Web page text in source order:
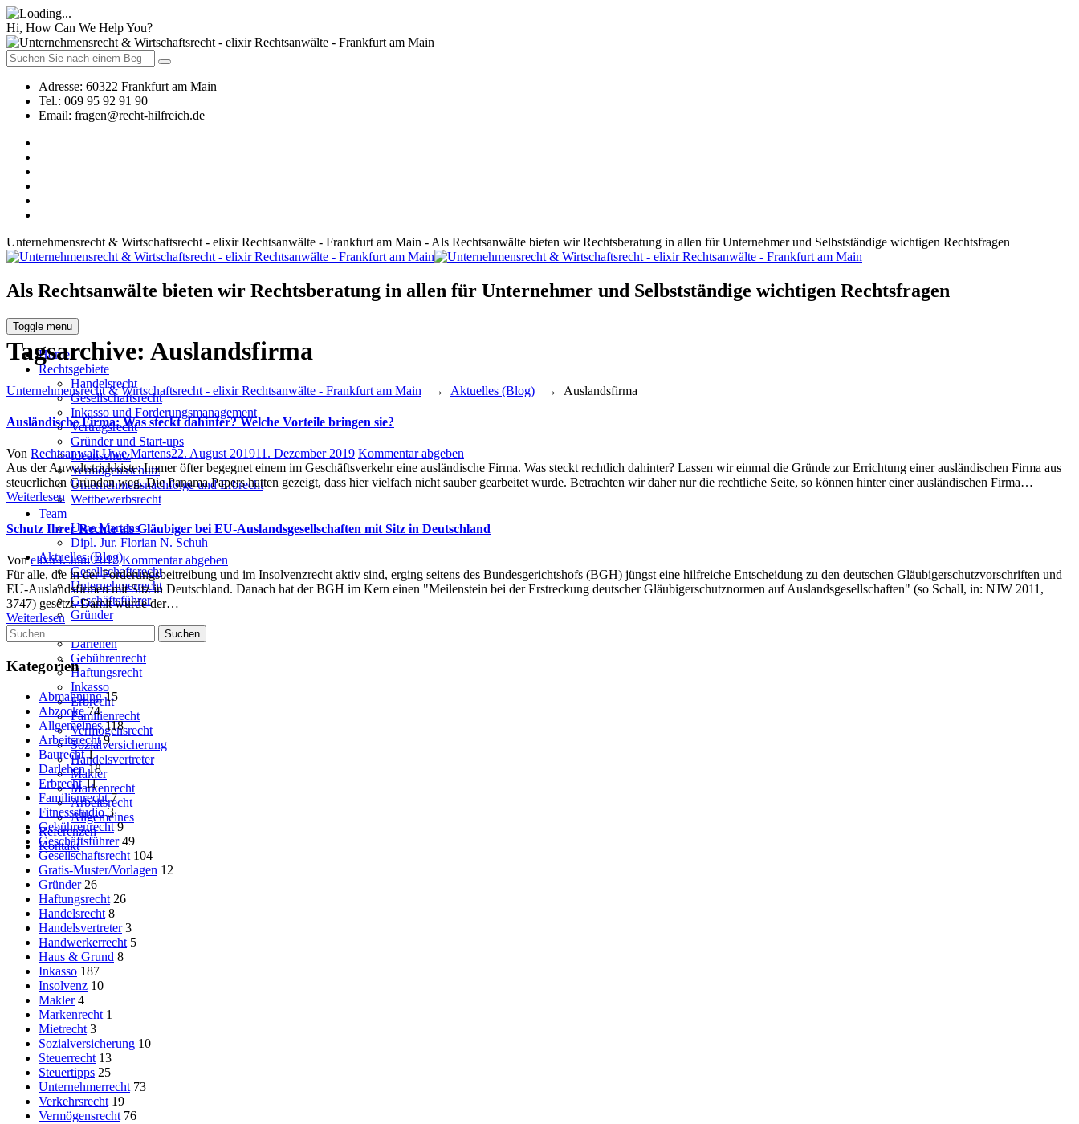
Hi, How Can We Help You?
Adresse: 60322 Frankfurt am Main
Tel.: 069 95 92 91 90
Email: fragen@recht-hilfreich.de
Unternehmensrecht & Wirtschaftsrecht - elixir Rechtsanwälte - Frankfurt am Main - Als Rechtsanwälte bieten wir Rechtsberatung in allen für Unternehmer und Selbstständige wichtigen Rechtsfragen
Als Rechtsanwälte bieten wir Rechtsberatung in allen für Unternehmer und Selbstständige wichtigen Rechtsfragen
Toggle menu
Home
Rechtsgebiete
Handelsrecht
Gesellschaftsrecht
Inkasso und Forderungsmanagement
Vertragsrecht
Gründer und Start-ups
Ideenschutz
Vermögensschutz
Unternehmensnachfolge und Erbrecht
Wettbewerbsrecht
Team
Uwe Martens
Dipl. Jur. Florian N. Schuh
Aktuelles (Blog)
Gesellschaftsrecht
Unternehmerrecht
Geschäftsführer
Gründer
Handelsrecht
Darlehen
Gebührenrecht
Haftungsrecht
Inkasso
Erbrecht
Familienrecht
Vermögensrecht
Sozialversicherung
Handelsvertreter
Makler
Markenrecht
Arbeitsrecht
Allgemeines
Referenzen
Kontakt
Tagsarchive: Auslandsfirma
Unternehmensrecht & Wirtschaftsrecht - elixir Rechtsanwälte - Frankfurt am Main → Aktuelles (Blog) → Auslandsfirma
Ausländische Firma: Was steckt dahinter? Welche Vorteile bringen sie?
Author
Von Rechtsanwalt Uwe MartensPosted
on
22. August 201911. Dezember 2019 Kommentar abgeben
Aus der Anwaltstrickkiste: Immer öfter begegnet einem im Geschäftsverkehr eine ausländische Firma. Was steckt rechtlich dahinter? Lassen wir einmal die Gründe zur Errichtung einer ausländischen Firma aus
steuerlichen Gründen weg. Die Panama Papers hatten gezeigt, dass hier vielfach nicht sauber gearbeitet wurde. Betrachten wir daher nur die rechtliche Seite, so können hinter einer ausländischen Firma…
Weiterlesen
Schutz Ihrer Rechte als Gläubiger bei EU-Auslandsgesellschaften mit Sitz in Deutschland
Author
VonelixirPosted
on
4. Juni 2012 Kommentar abgeben
Für alle, die in der Forderungsbeitreibung und im Insolvenzrecht aktiv sind, erging seitens des Bundesgerichtshofs (BGH) jüngst eine hilfreiche Entscheidung zu den deutschen Gläubigerschutzvorschriften und
EU-Auslandsfirmen mit Sitz in Deutschland. Danach hat der BGH im Kern einen "Meilenstein bei der Erstreckung deutscher Gläubigerschutznormen auf Auslandsgesellschaften" (so Schall, in: NJW 2011,
3747) gesetzt. Damit wurde der…
Weiterlesen
Suchen
nach:
Kategorien
Abmahnung 15
Abzocke 74
Allgemeines 118
Arbeitsrecht 9
Baurecht 1
Darlehen 18
Erbrecht 11
Familienrecht 7
Fitnessstudio 3
Gebührenrecht 9
Geschäftsführer 49
Gesellschaftsrecht 104
Gratis-Muster/Vorlagen 12
Gründer 26
Haftungsrecht 26
Handelsrecht 8
Handelsvertreter 3
Handwerkerrecht 5
Haus & Grund 8
Inkasso 187
Insolvenz 10
Makler 4
Markenrecht 1
Mietrecht 3
Sozialversicherung 10
Steuerrecht 13
Steuertipps 25
Unternehmerrecht 73
Verkehrsrecht 19
Vermögensrecht 76